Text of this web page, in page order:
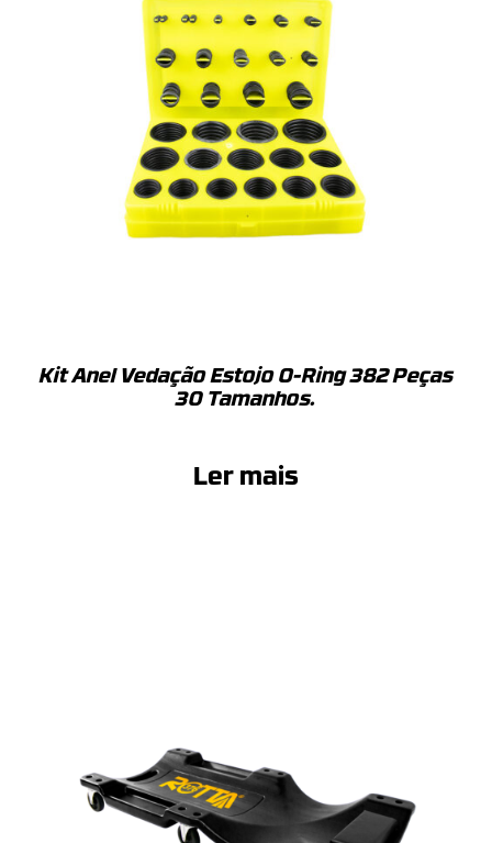
Kit Anel Vedação Estojo O-Ring 382 Peças
30 Tamanhos.
Ler mais